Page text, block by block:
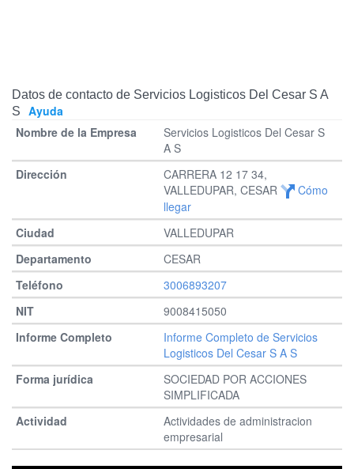
Datos de contacto de Servicios Logisticos Del Cesar S A
S
Ayuda
Servicios Logisticos Del Cesar S
A S
CARRERA 12 17 34,
VALLEDUPAR, CESAR
Cómo
llegar
VALLEDUPAR
CESAR
3006893207
9008415050
Informe Completo de Servicios
Logisticos Del Cesar S A S
SOCIEDAD POR ACCIONES
SIMPLIFICADA
Actividades de administracion
empresarial